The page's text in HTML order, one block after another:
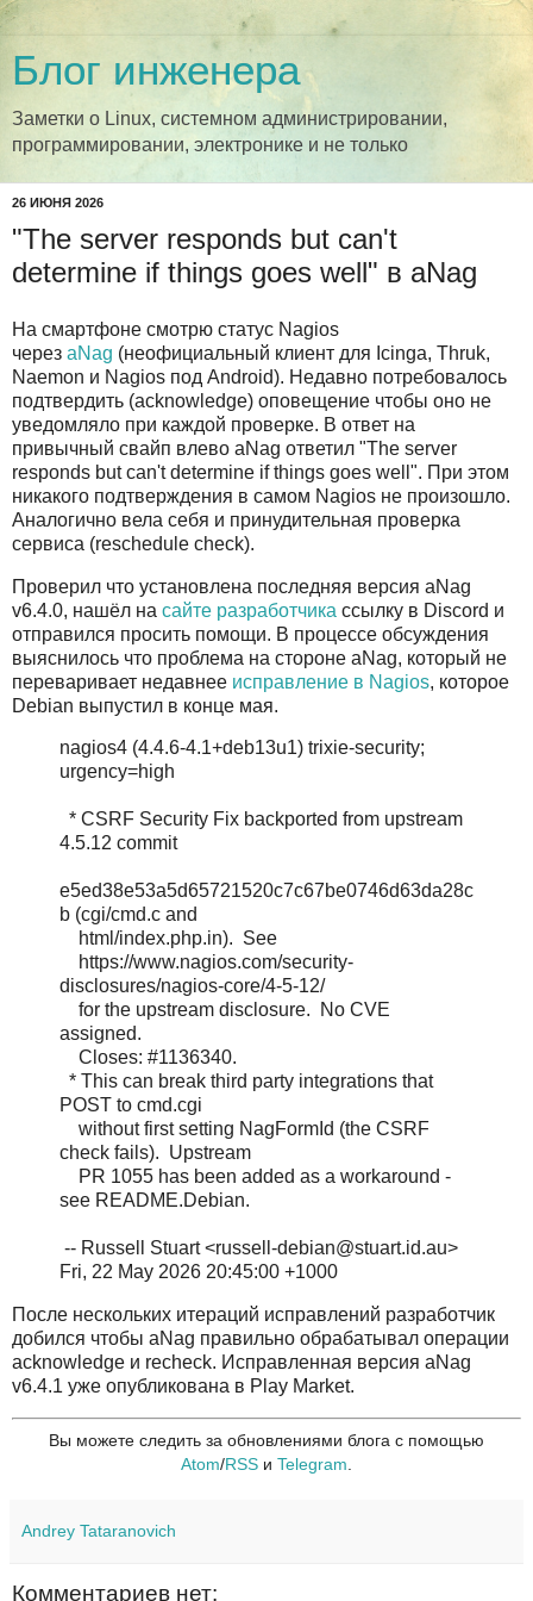
Блог инженера
Заметки о Linux, системном администрировании,
программировании, электронике и не только
26 ИЮНЯ 2026
"The server responds but can't
determine if things goes well" в aNag
На смартфоне смотрю статус Nagios
через aNag (неофициальный клиент для Icinga, Thruk,
Naemon и Nagios под Android). Недавно потребовалось
подтвердить (acknowledge) оповещение чтобы оно не
уведомляло при каждой проверке. В ответ на
привычный свайп влево aNag ответил "The server
responds but can't determine if things goes well". При этом
никакого подтверждения в самом Nagios не произошло.
Аналогично вела себя и принудительная проверка
сервиса (reschedule check).
Проверил что установлена последняя версия aNag
v6.4.0, нашёл на сайте разработчика ссылку в Discord и
отправился просить помощи. В процессе обсуждения
выяснилось что проблема на стороне aNag, который не
переваривает недавнее исправление в Nagios, которое
Debian выпустил в конце мая.
nagios4 (4.4.6-4.1+deb13u1) trixie-security;
urgency=high
* CSRF Security Fix backported from upstream
4.5.12 commit
e5ed38e53a5d65721520c7c67be0746d63da28c
b (cgi/cmd.c and
html/index.php.in). See
https://www.nagios.com/security-
disclosures/nagios-core/4-5-12/
for the upstream disclosure. No CVE
assigned.
Closes: #1136340.
* This can break third party integrations that
POST to cmd.cgi
without first setting NagFormId (the CSRF
check fails). Upstream
PR 1055 has been added as a workaround -
see README.Debian.
-- Russell Stuart <russell-debian@stuart.id.au>
Fri, 22 May 2026 20:45:00 +1000
После нескольких итераций исправлений разработчик
добился чтобы aNag правильно обрабатывал операции
acknowledge и recheck. Исправленная версия aNag
v6.4.1 уже опубликована в Play Market.
Вы можете следить за обновлениями блога с помощью
Atom/RSS и Telegram.
Andrey Tataranovich
Комментариев нет: